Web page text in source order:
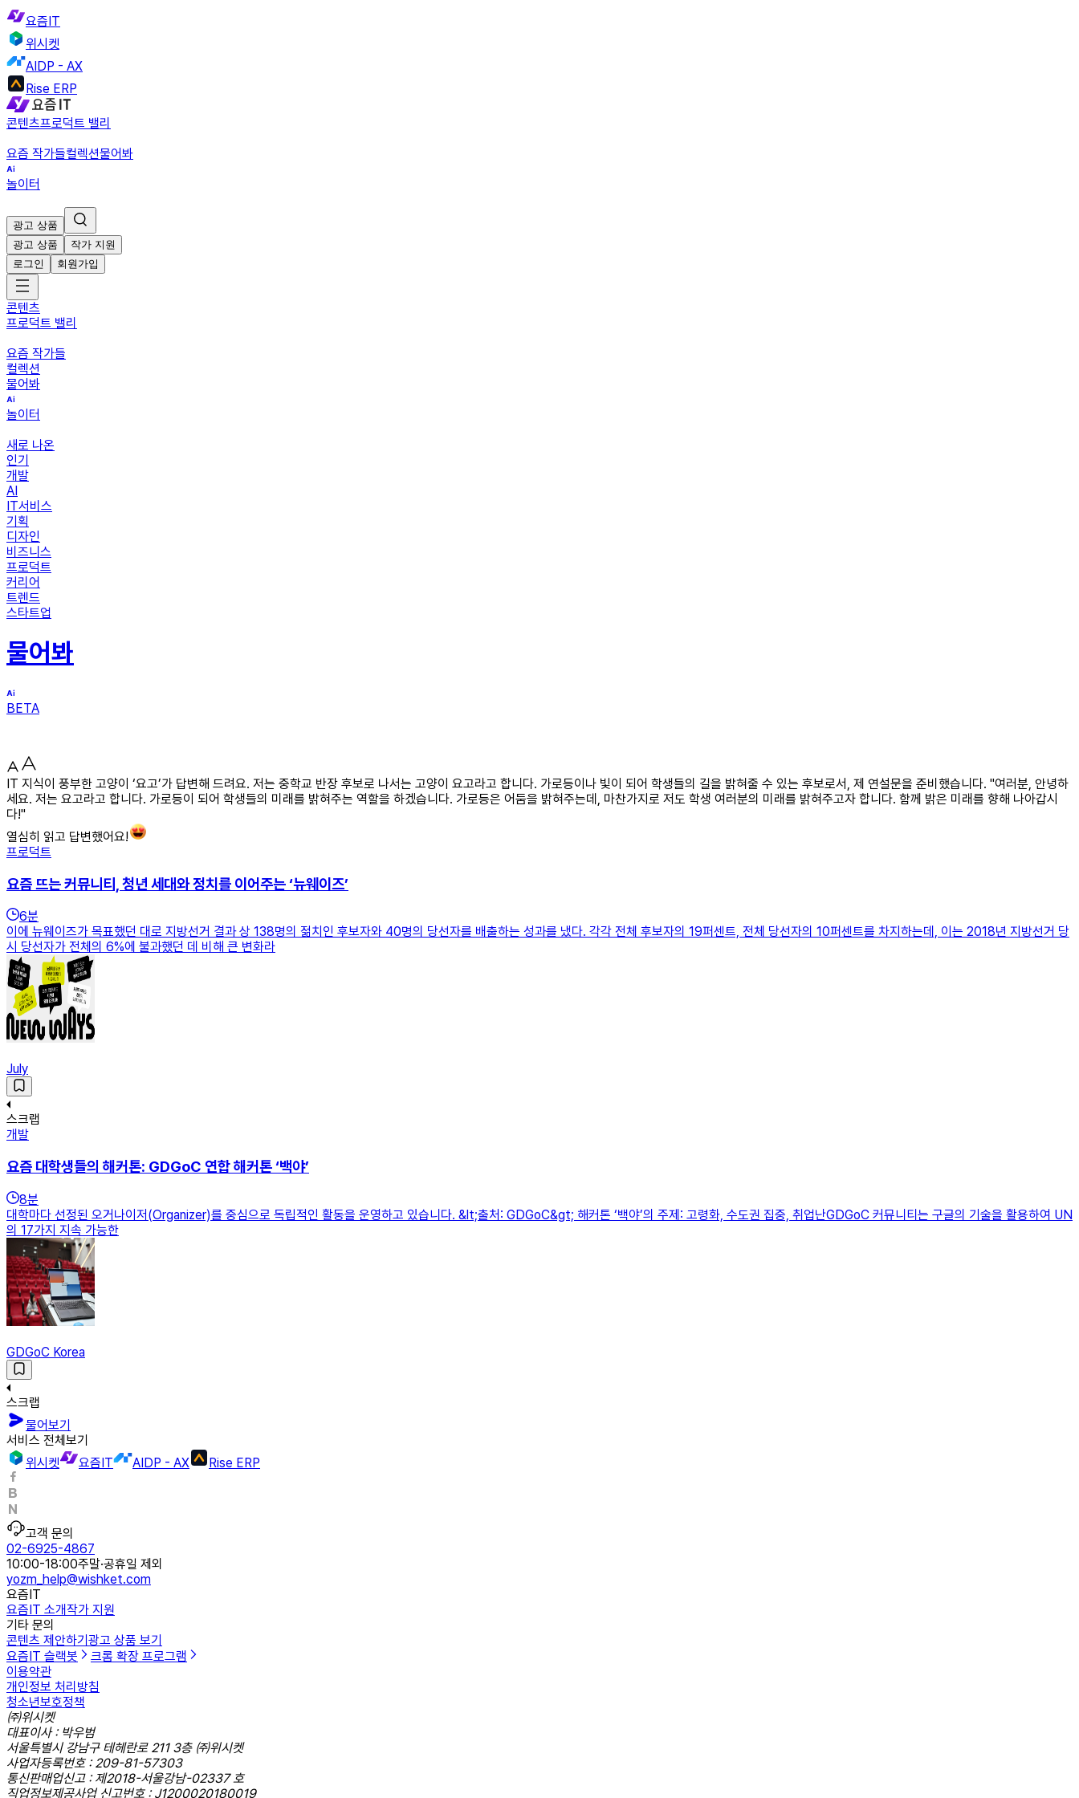
요즘IT
위시켓
AIDP - AX
Rise ERP
콘텐츠프로덕트 밸리
요즘 작가들컬렉션물어봐
놀이터
광고 상품
광고 상품
작가 지원
로그인
회원가입
콘텐츠
프로덕트 밸리
요즘 작가들
컬렉션
물어봐
놀이터
새로 나온
인기
개발
AI
IT서비스
기획
디자인
비즈니스
프로덕트
커리어
트렌드
스타트업
물어봐
BETA
IT 지식이 풍부한 고양이 ‘요고’가 답변해 드려요. 저는 중학교 반장 후보로 나서는 고양이 요고라고 합니다. 가로등이나 빛이 되어 학생들의 길을 밝혀줄 수 있는 후보로서, 제 연설문을 준비했습니다. "여러분, 안녕하
세요. 저는 요고라고 합니다. 가로등이 되어 학생들의 미래를 밝혀주는 역할을 하겠습니다. 가로등은 어둠을 밝혀주는데, 마찬가지로 저도 학생 여러분의 미래를 밝혀주고자 합니다. 함께 밝은 미래를 향해 나아갑시
다!"
열심히 읽고 답변했어요!
프로덕트
요즘 뜨는 커뮤니티, 청년 세대와 정치를 이어주는 ‘뉴웨이즈’
6분
이에 뉴웨이즈가 목표했던 대로 지방선거 결과 상 138명의 젊치인 후보자와 40명의 당선자를 배출하는 성과를 냈다. 각각 전체 후보자의 19퍼센트, 전체 당선자의 10퍼센트를 차지하는데, 이는 2018년 지방선거 당
시 당선자가 전체의 6%에 불과했던 데 비해 큰 변화라
July
스크랩
개발
요즘 대학생들의 해커톤: GDGoC 연합 해커톤 ‘백야’
8분
대학마다 선정된 오거나이저(Organizer)를 중심으로 독립적인 활동을 운영하고 있습니다. &lt;출처: GDGoC&gt; 해커톤 ‘백야’의 주제: 고령화, 수도권 집중, 취업난GDGoC 커뮤니티는 구글의 기술을 활용하여 UN
의 17가지 지속 가능한
GDGoC Korea
스크랩
물어보기
서비스 전체보기
위시켓
요즘IT AIDP - AX Rise ERP
고객 문의
02-6925-4867
10:00-18:00주말·공휴일 제외
yozm_help@wishket.com
요즘IT
요즘IT 소개작가 지원
기타 문의
콘텐츠 제안하기광고 상품 보기
요즘IT 슬랙봇
크롬 확장 프로그램
이용약관
개인정보 처리방침
청소년보호정책
㈜위시켓
대표이사 : 박우범
서울특별시 강남구 테헤란로 211 3층 ㈜위시켓
사업자등록번호 : 209-81-57303
통신판매업신고 : 제2018-서울강남-02337 호
직업정보제공사업 신고번호 : J1200020180019